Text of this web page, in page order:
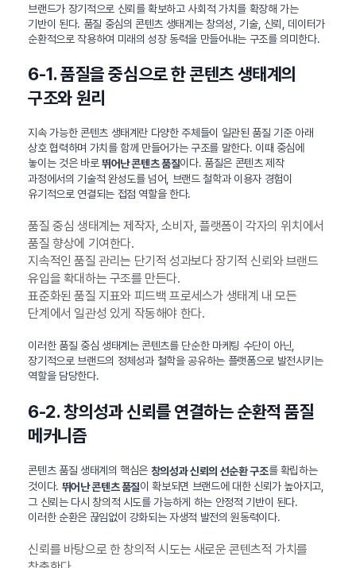
브랜드가 장기적으로 신뢰를 확보하고 사회적 가치를 확장해 가는
기반이 된다. 품질 중심의 콘텐츠 생태계는 창의성, 기술, 신뢰, 데이터가
순환적으로 작용하여 미래의 성장 동력을 만들어내는 구조를 의미한다.
6-1. 품질을 중심으로 한 콘텐츠 생태계의
구조와 원리
지속 가능한 콘텐츠 생태계란 다양한 주체들이 일관된 품질 기준 아래
상호 협력하며 가치를 함께 만들어가는 구조를 말한다. 이때 중심에
놓이는 것은 바로뛰어난 콘텐츠 품질이다. 품질은 콘텐츠 제작
과정에서의 기술적 완성도를 넘어, 브랜드 철학과 이용자 경험이
유기적으로 연결되는 접점 역할을 한다.
품질 중심 생태계는 제작자, 소비자, 플랫폼이 각자의 위치에서
품질 향상에 기여한다.
지속적인 품질 관리는 단기적 성과보다 장기적 신뢰와 브랜드
유입을 확대하는 구조를 만든다.
표준화된 품질 지표와 피드백 프로세스가 생태계 내 모든
단계에서 일관성 있게 작동해야 한다.
이러한 품질 중심 생태계는 콘텐츠를 단순한 마케팅 수단이 아닌,
장기적으로 브랜드의 정체성과 철학을 공유하는 플랫폼으로 발전시키는
역할을 담당한다.
6-2. 창의성과 신뢰를 연결하는 순환적 품질
메커니즘
콘텐츠 품질 생태계의 핵심은 창의성과 신뢰의 선순환 구조를 확립하는
것이다. 뛰어난 콘텐츠 품질이 확보되면 브랜드에 대한 신뢰가 높아지고,
그 신뢰는 다시 창의적 시도를 가능하게 하는 안정적 기반이 된다.
이러한 순환은 끊임없이 강화되는 자생적 발전의 원동력이다.
신뢰를 바탕으로 한 창의적 시도는 새로운 콘텐츠적 가치를